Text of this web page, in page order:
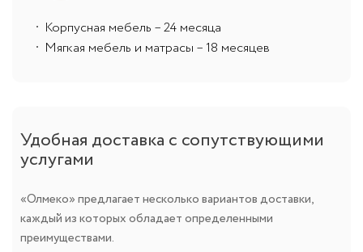
Корпусная мебель – 24 месяца
Мягкая мебель и матрасы – 18 месяцев
Удобная доставка с сопутствующими
услугами
«Олмеко» предлагает несколько вариантов доставки,
каждый из которых обладает определенными
преимуществами.